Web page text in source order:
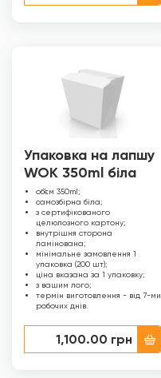
Упаковка на лапшу
WOK 350ml біла
об’єм 350ml;
самозбірна біла;
з сертифікованого
целюлозного картону;
внутрішня сторона
ламінована;
мінімальне замовлення 1
упаковка (200 шт);
ціна вказана за 1 упаковку;
з вашим лого;
термін виготовлення - від 7-ми
робочих днів.
1,100.00 грн